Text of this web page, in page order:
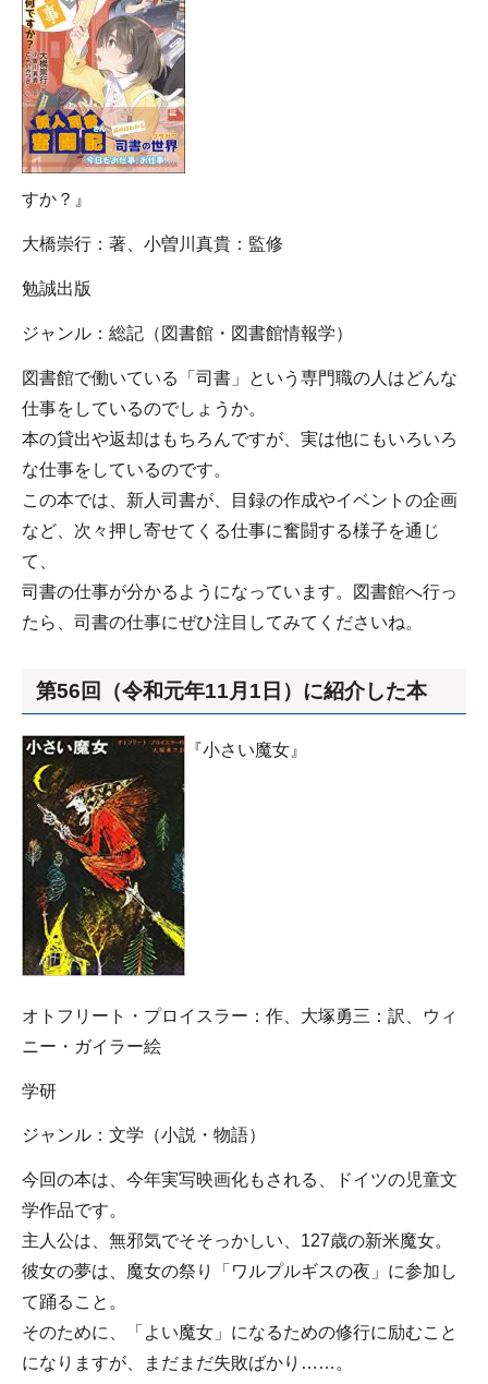
すか？』
大橋崇行：著、小曽川真貴：監修
勉誠出版
ジャンル：総記（図書館・図書館情報学）
図書館で働いている「司書」という専門職の人はどんな
仕事をしているのでしょうか。
本の貸出や返却はもちろんですが、実は他にもいろいろ
な仕事をしているのです。
この本では、新人司書が、目録の作成やイベントの企画
など、次々押し寄せてくる仕事に奮闘する様子を通じ
て、
司書の仕事が分かるようになっています。図書館へ行っ
たら、司書の仕事にぜひ注目してみてくださいね。
第56回（令和元年11月1日）に紹介した本
『小さい魔女』
オトフリート・プロイスラー：作、大塚勇三：訳、ウィ
ニー・ガイラー絵
学研
ジャンル：文学（小説・物語）
今回の本は、今年実写映画化もされる、ドイツの児童文
学作品です。
主人公は、無邪気でそそっかしい、127歳の新米魔女。
彼女の夢は、魔女の祭り「ワルプルギスの夜」に参加し
て踊ること。
そのために、「よい魔女」になるための修行に励むこと
になりますが、まだまだ失敗ばかり……。